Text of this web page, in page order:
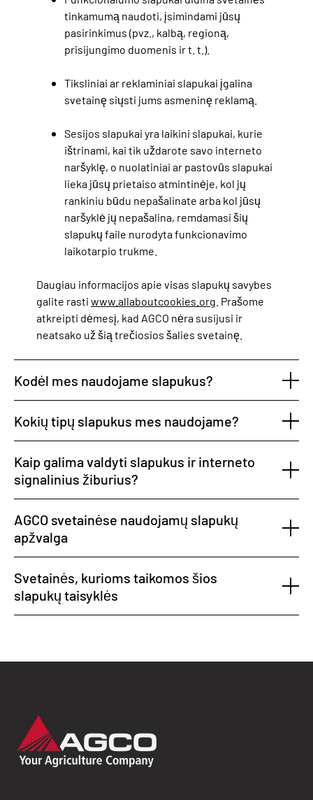
tinkamumą naudoti, įsimindami jūsų
pasirinkimus (pvz., kalbą, regioną,
prisijungimo duomenis ir t. t.).
Tiksliniai ar reklaminiai slapukai įgalina
svetainę siųsti jums asmeninę reklamą.
Sesijos slapukai yra laikini slapukai, kurie
ištrinami, kai tik uždarote savo interneto
naršyklę, o nuolatiniai ar pastovūs slapukai
lieka jūsų prietaiso atmintinėje, kol jų
rankiniu būdu nepašalinate arba kol jūsų
naršyklė jų nepašalina, remdamasi šių
slapukų faile nurodyta funkcionavimo
laikotarpio trukme.
Daugiau informacijos apie visas slapukų savybes
galite rasti www.allaboutcookies.org . Prašome
atkreipti dėmesį, kad AGCO nėra susijusi ir
neatsako už šią trečiosios šalies svetainę.
Kodėl mes naudojame slapukus?
Kokių tipų slapukus mes naudojame?
Kaip galima valdyti slapukus ir interneto
signalinius žiburius?
AGCO svetainėse naudojamų slapukų
apžvalga
Svetainės, kurioms taikomos šios
slapukų taisyklės